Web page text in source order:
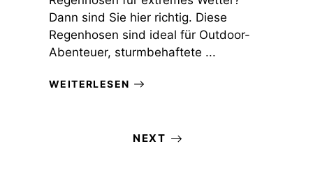
Dann sind Sie hier richtig. Diese
Regenhosen sind ideal für Outdoor-
Abenteuer, sturmbehaftete ...
WEITERLESEN
NEXT